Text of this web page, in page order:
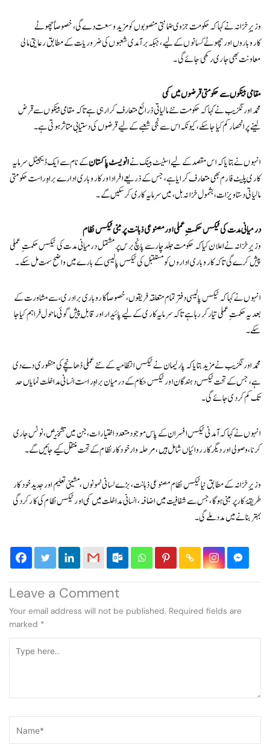
وزیرِ خزانہ نے کہا کہ حکومت جزوی ضمانتی منصوبوں کو مزید وسعت دے گی، خصوصاً چھوٹے
کاروباروں اور چھوٹے کسانوں کے لیے، جبکہ برآمدی شعبوں کی ضروریات کے مطابق رعایتی مالی
معاونت بھی جاری رکھی جائے گی۔
مقامی بینکوں سے حکومتی قرضوں میں کمی
محمد اورنگزیب نے کہا کہ حکومت نئے مالیاتی ذرائع متعارف کرا رہی ہے تاکہ مقامی بینکوں سے قرض
لینے پر انحصار کم کیا جا سکے، کیونکہ اس سے نجی شعبے کے لیے قرضوں کی دستیابی متاثر ہوتی ہے۔
انہوں نے بتایا کہ اس مقصد کے لیے اسٹیٹ بینک نےانویسٹ پاکستانکے نام سے ایک ڈیجیٹل سرمایہ
کاری پلیٹ فارم بھی متعارف کرایا ہے، جس کے ذریعے افراد اور کاروباری ادارے براہِ راست حکومتی
مالیاتی دستاویزات، بشمول خزانہ بل، میں سرمایہ کاری کر سکیں گے۔
درمیانی مدت کی ٹیکس حکمتِ عملی اور مصنوعی ذہانت پر مبنی ٹیکس نظام
وزیرِ خزانہ نے اعلان کیا کہ حکومت جلد چار سے پانچ برس پر مشتمل درمیانی مدت کی ٹیکس حکمتِ عملی
پیش کرے گی تاکہ کاروباری اداروں کو مستقبل کی ٹیکس پالیسی کے بارے میں واضح سمت مل سکے۔
انہوں نے کہا کہ ٹیکس پالیسی دفتر تمام متعلقہ فریقوں، خصوصاً کاروباری برادری، سے مشاورت کے
بعد یہ حکمتِ عملی تیار کر رہا ہے تاکہ سرمایہ کاری کے لیے پائیدار اور قابلِ پیش گوئی ماحول فراہم کیا جا
سکے۔
محمد اورنگزیب نے مزید بتایا کہ پارلیمان نے ٹیکس انتظامیہ کے نئے عملی ڈھانچے کی منظوری دے دی
ہے، جس کے تحت ٹیکس دہندگان اور ٹیکس حکام کے درمیان براہِ راست انسانی مداخلت نمایاں حد
تک کم کر دی جائے گی۔
انہوں نے کہا کہ آمدنی ٹیکس افسران کے پاس موجود متعدد اختیارات، جن میں تشخیص، نوٹس جاری
کرنا، وصولی اور دیگر کارروائیاں شامل ہیں، مرحلہ وار خودکار نظام کے تحت منتقل کیے جائیں گے۔
وزیرِ خزانہ کے مطابق نیا ٹیکس نظام مصنوعی ذہانت، بڑے لسانی نمونوں، مشینی تعلیم اور جدید خودکار
طریقۂ کار پر مبنی ہوگا، جس سے شفافیت میں اضافہ، انسانی مداخلت میں کمی اور ٹیکس نظام کی کارکردگی
بہتر بنانے میں مدد ملے گی۔
Leave a Comment
Your email address will not be published. Required fields are
marked *
here..